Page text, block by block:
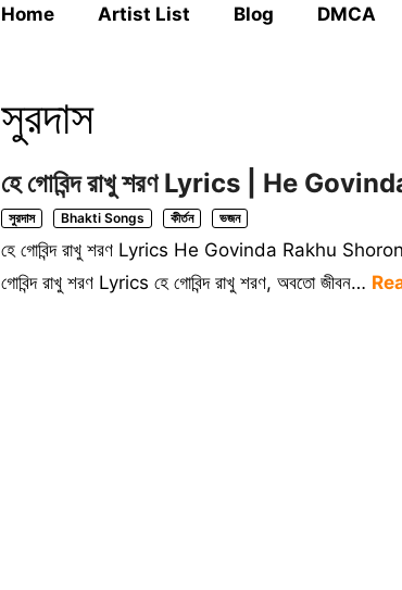
Home Artist List Blog DMCA
সুরদাস
হে গোবিন্দ রাখু শরণ Lyrics | He
সুরদাস Bhakti Songs কীর্তন ভজন
হে গোবিন্দ রাখু শরণ Lyrics He Govinda Rakhu Shoron
গোবিন্দ রাখু শরণ Lyrics হে গোবিন্দ রাখু শরণ, অবতো জীবন…